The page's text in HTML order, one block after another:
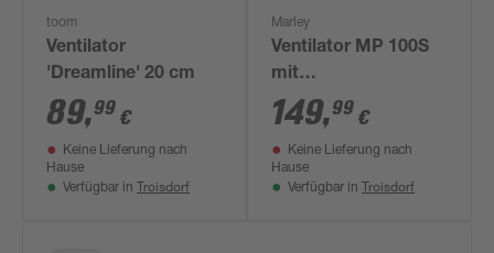
toom
Ventilator
'Dreamline' 20 cm
89,99 €
Keine Lieferung nach
Hause
Verfügbar in Troisdorf
Marley
Ventilator MP 100S
mit
Feuchteautomatik
149,99 €
Keine Lieferung nach
Hause
Verfügbar in Troisdorf